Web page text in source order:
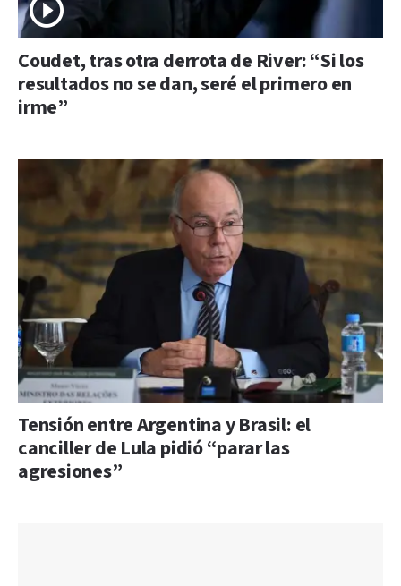
Coudet, tras otra derrota de River: “Si los
resultados no se dan, seré el primero en
irme”
Tensión entre Argentina y Brasil: el
canciller de Lula pidió “parar las
agresiones”